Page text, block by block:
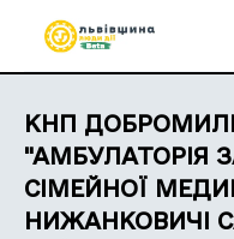
КНП
"АМБУЛАТОРІЯ
СІМЕЙНОЇ
НИЖАНКОВИЧІ